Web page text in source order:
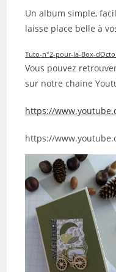
Un album simple,
laisse place belle à
Tuto-n°2-pour-la-Box-
Vous pouvez
sur notre chaine
https://
https://